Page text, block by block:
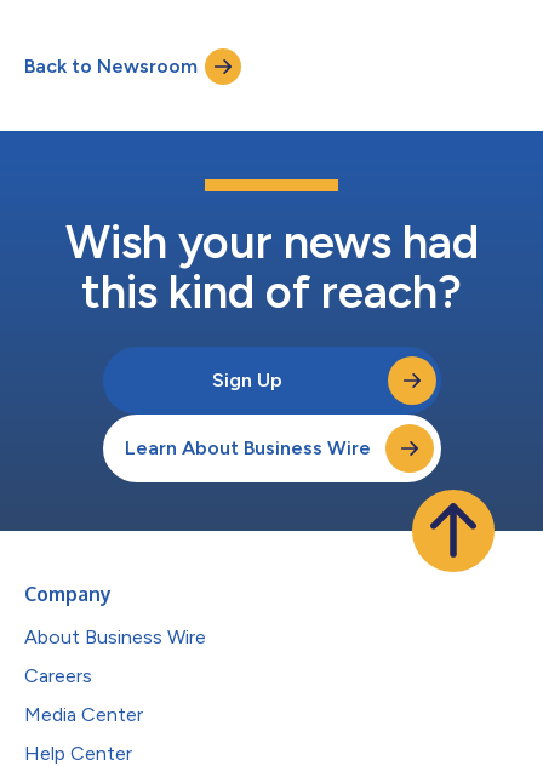
fornecerá a clientes militares e do governo os melhores
recursos para suas missões exclusivas. “Nossa experiência em
engenharia comprovada e baseada nos Estados U...
Back to Newsroom
Wish your news had
this kind of reach?
Sign Up
Learn About Business Wire
Company
About Business Wire
Careers
Media Center
Help Center